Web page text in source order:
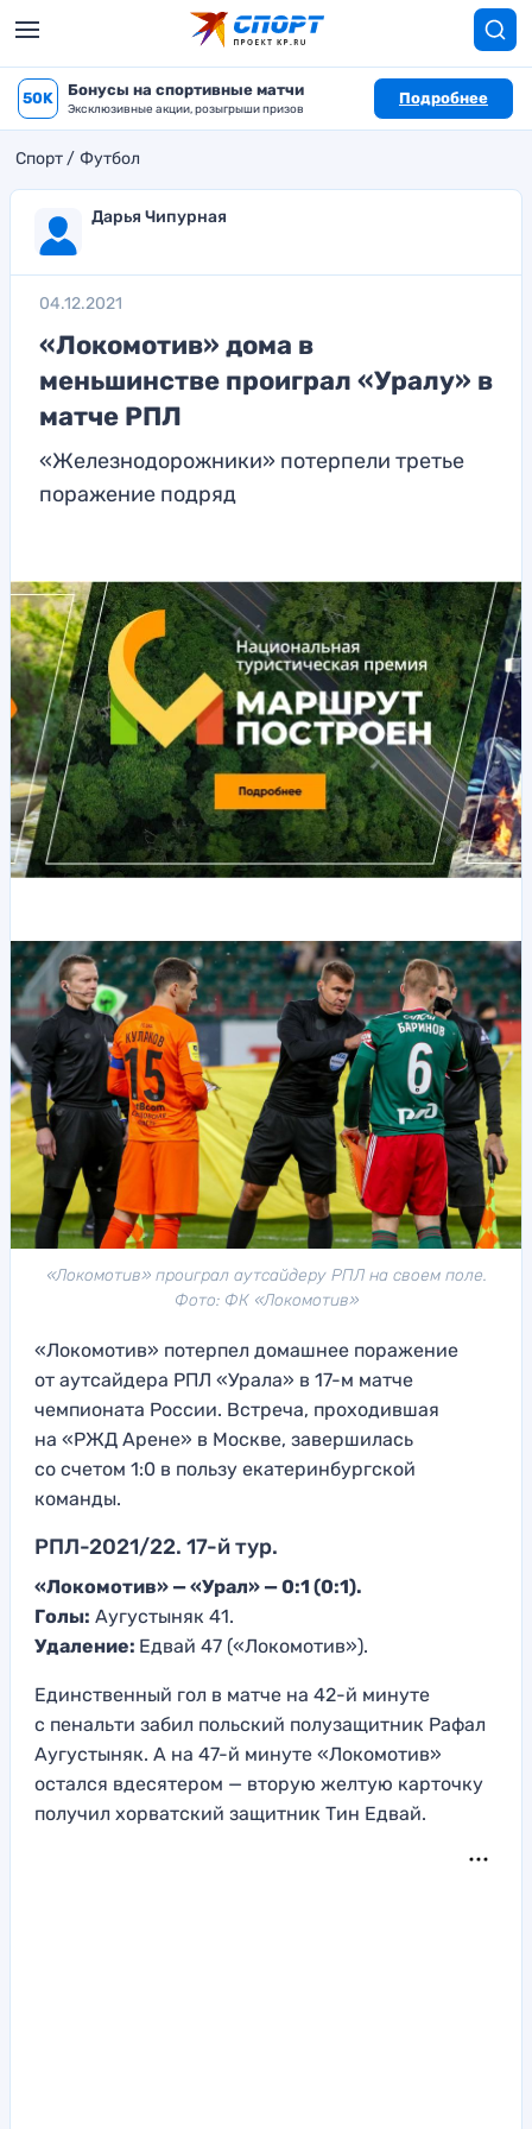
50K Бонусы на спортивные матчи
Эксклюзивные акции, розыгрыши призов
Подробнее
Спорт Футбол
Дарья Чипурная
04.12.2021
«Локомотив» дома в
меньшинстве проиграл «Уралу» в
матче РПЛ
«Железнодорожники» потерпели третье
поражение подряд
«Локомотив» проиграл аутсайдеру РПЛ на своем поле.
Фото: ФК «Локомотив»
«Локомотив» потерпел домашнее поражение
от аутсайдера РПЛ «Урала» в 17-м матче
чемпионата России. Встреча, проходившая
на «РЖД Арене» в Москве, завершилась
со счетом 1:0 в пользу екатеринбургской
команды.
РПЛ-2021/22. 17-й тур.
«Локомотив» — «Урал» — 0:1 (0:1).
Голы: Аугустыняк 41.
Удаление: Едвай 47 («Локомотив»).
Единственный гол в матче на 42-й минуте
с пенальти забил польский полузащитник Рафал
Аугустыняк. А на 47-й минуте «Локомотив»
остался вдесятером — вторую желтую карточку
получил хорватский защитник Тин Едвай.